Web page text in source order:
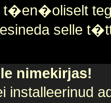
t�en�oliselt
selle
nimekirjas!